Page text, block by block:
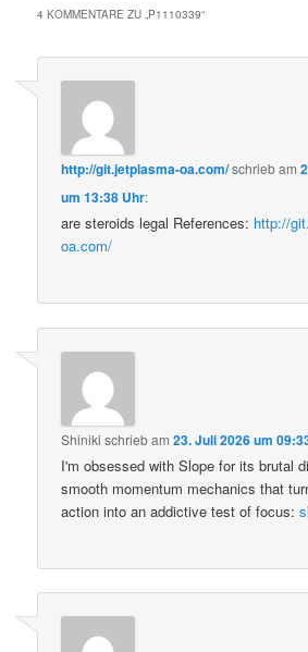
4 KOMMENTARE ZU „P1110339“
http://git.jetplasma-oa.com/schriebam
um 13:38 Uhr:
are steroids legal References: http://
oa.com/
Shiniki schriebam23. Juli 2026 um
I'm obsessed with Slope for its brutal
smooth momentum mechanics that
action into an addictive test of focus: